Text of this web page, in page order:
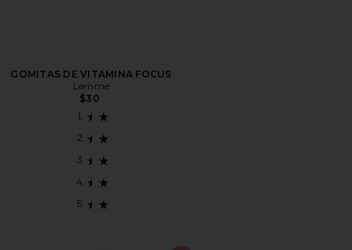
GOMITAS DE VITAMINA FOCUS
Lemme
$30